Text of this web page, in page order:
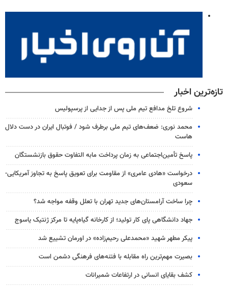
تازه‌ترین اخبار
شروع تلخ مدافع تیم ملی پس از جدایی از پرسپولیس
محمد نوری: ضعف‌های تیم ملی برطرف شود / فوتبال ایران در دست دلال
هاست
پاسخ تأمین‌اجتماعی به زمان پرداخت مابه التفاوت حقوق بازنشستگان
درخواست «هادی عامری» از مقاومت برای تعویق پاسخ به تجاوز آمریکایی-
سعودی
چرا ساخت آرامستان‌های جدید تهران با تعلل وقفه مواجه شد؟
جهاد دانشگاهی پای کار تولید؛ از کارخانه گیاه‌پایه تا مرکز ژنتیک یاسوج
پیکر مطهر شهید «محمدعلی رحیم‌زاده» در اورمان تشییع شد
بصیرت مهم‌ترین راه مقابله با فتنه‌های فرهنگی دشمن است
کشف بقایای انسانی در ارتفاعات شمیرانات